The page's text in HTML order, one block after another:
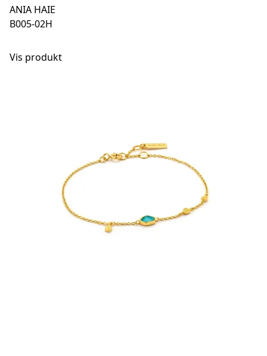
ANIA HAIE
B005-02H
Vis produkt